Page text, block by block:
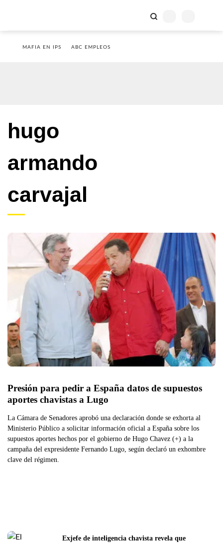
MAFIA EN IPS ABC EMPLEOS
hugo
armando
carvajal
Presión para pedir a España datos de supuestos
aportes chavistas a Lugo
La Cámara de Senadores aprobó una declaración donde se exhorta al
Ministerio Público a solicitar información oficial a España sobre los
supuestos aportes hechos por el gobierno de Hugo Chavez (+) a la
campaña del expresidente Fernando Lugo, según declaró un exhombre
clave del régimen.
Exjefe de inteligencia chavista revela que